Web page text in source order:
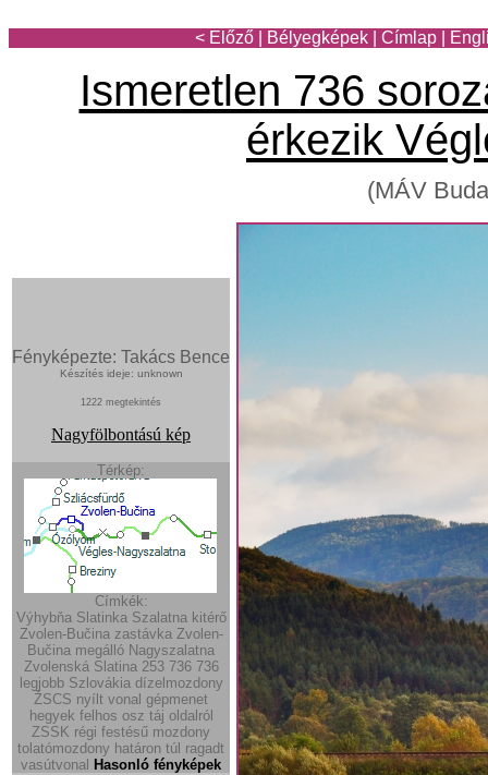
< Előző Bélyegképek Címlap
Ismeretlen 736
érkezik
(MÁV
Fényképezte: Takács Bence
Készítés ideje: unknown
1222 megtekintés
Nagyfölbontású kép
Térkép:
Címkék:
Výhybňa Slatinka Szalatna kitérő
Zvolen-Bučina zastávka Zvolen-
Bučina megálló Nagyszalatna
Zvolenská Slatina 253 736 736
legjobb Szlovákia dízelmozdony
ŽSCS nyílt vonal gépmenet
hegyek felhos osz táj oldalról
ZSSK régi festésű mozdony
tolatómozdony határon túl ragadt
vasútvonal Hasonló fényképek